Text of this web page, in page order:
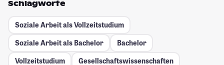
Schlagworte
Soziale Arbeit als Vollzeitstudium
Soziale Arbeit als Bachelor
Bachelor
Vollzeitstudium
Gesellschafts­wissenschaften